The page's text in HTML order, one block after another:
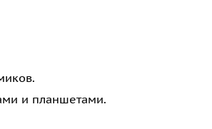
и планшетами.